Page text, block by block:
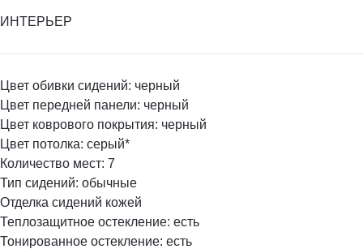
ИНТЕРЬЕР
Цвет обивки сидений: черный
Цвет передней панели: черный
Цвет коврового покрытия: черный
Цвет потолка: серый*
Количество мест: 7
Тип сидений: обычные
Отделка сидений кожей
Теплозащитное остекление: есть
Тонированное остекление: есть